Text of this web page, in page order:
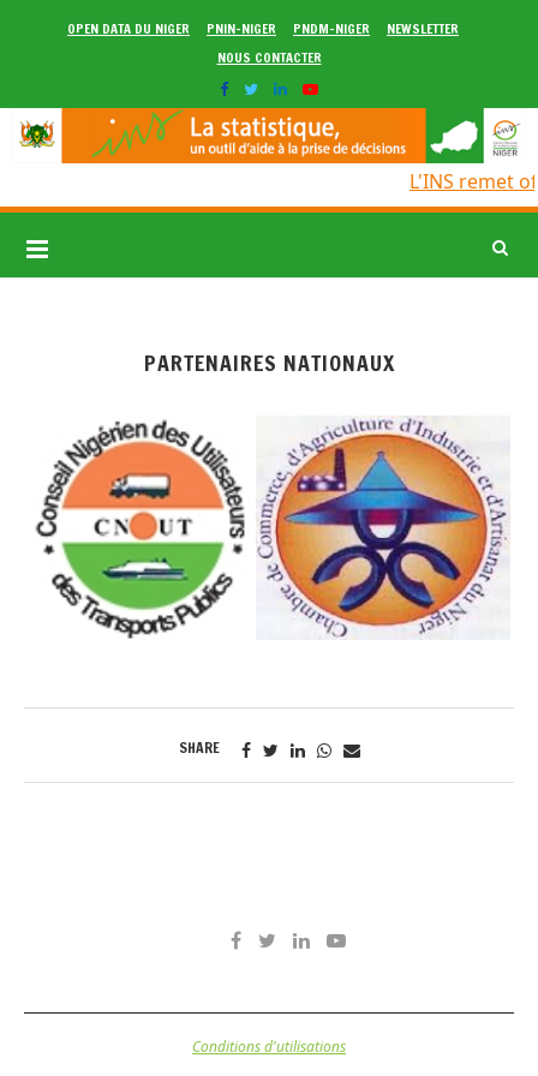
OPEN DATA DU NIGER PNIN-NIGER PNDM-NIGER
NEWSLETTER
NOUS CONTACTER
L'INS remet
PARTENAIRES NATIONAUX
SHARE
Conditions d'utilisations